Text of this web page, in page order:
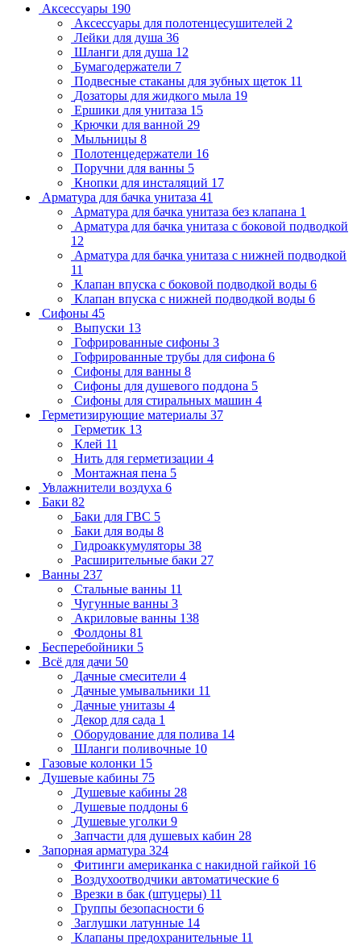
Аксессуары 190
Аксессуары для полотенцесушителей 2
Лейки для душа 36
Шланги для душа 12
Бумагодержатели 7
Подвесные стаканы для зубных щеток 11
Дозаторы для жидкого мыла 19
Ершики для унитаза 15
Крючки для ванной 29
Мыльницы 8
Полотенцедержатели 16
Поручни для ванны 5
Кнопки для инсталяций 17
Арматура для бачка унитаза 41
Арматура для бачка унитаза без клапана 1
Арматура для бачка унитаза с боковой подводкой
12
Арматура для бачка унитаза с нижней подводкой
11
Клапан впуска с боковой подводкой воды 6
Клапан впуска с нижней подводкой воды 6
Сифоны 45
Выпуски 13
Гофрированные сифоны 3
Гофрированные трубы для сифона 6
Сифоны для ванны 8
Сифоны для душевого поддона 5
Сифоны для стиральных машин 4
Герметизирующие материалы 37
Герметик 13
Клей 11
Нить для герметизации 4
Монтажная пена 5
Увлажнители воздуха 6
Баки 82
Баки для ГВС 5
Баки для воды 8
Гидроаккумуляторы 38
Расширительные баки 27
Ванны 237
Стальные ванны 11
Чугунные ванны 3
Акриловые ванны 138
Фолдоны 81
Бесперебойники 5
Всё для дачи 50
Дачные смесители 4
Дачные умывальники 11
Дачные унитазы 4
Декор для сада 1
Оборудование для полива 14
Шланги поливочные 10
Газовые колонки 15
Душевые кабины 75
Душевые кабины 28
Душевые поддоны 6
Душевые уголки 9
Запчасти для душевых кабин 28
Запорная арматура 324
Фитинги американка с накидной гайкой 16
Воздухоотводчики автоматические 6
Врезки в бак (штуцеры) 11
Группы безопасности 6
Заглушки латунные 14
Клапаны предохранительные 11